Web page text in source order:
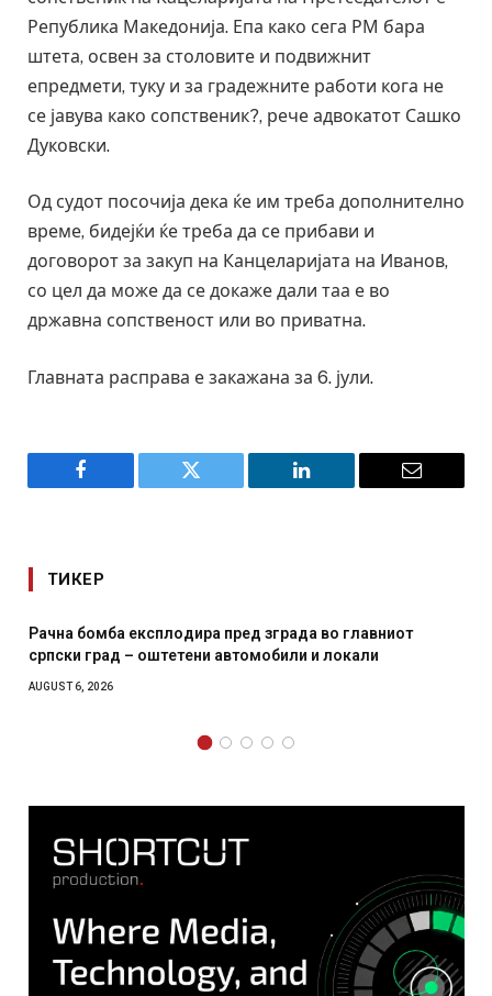
Република Македонија. Епа како сега РМ бара
штета, освен за столовите и подвижнит
епредмети, туку и за градежните работи кога не
се јавува како сопственик?, рече адвокатот Сашко
Дуковски.
Од судот посочија дека ќе им треба дополнително
време, бидејќи ќе треба да се прибави и
договорот за закуп на Канцеларијата на Иванов,
со цел да може да се докаже дали таа е во
државна сопственост или во приватна.
Главната расправа е закажана за 6. јули.
Facebook Twitter LinkedIn Email
ТИКЕР
зграда во главниот
и локали
И Данска се милитарилизира
месечна воена